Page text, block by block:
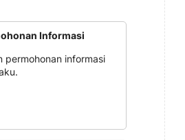
Informasi
permohonan informasi